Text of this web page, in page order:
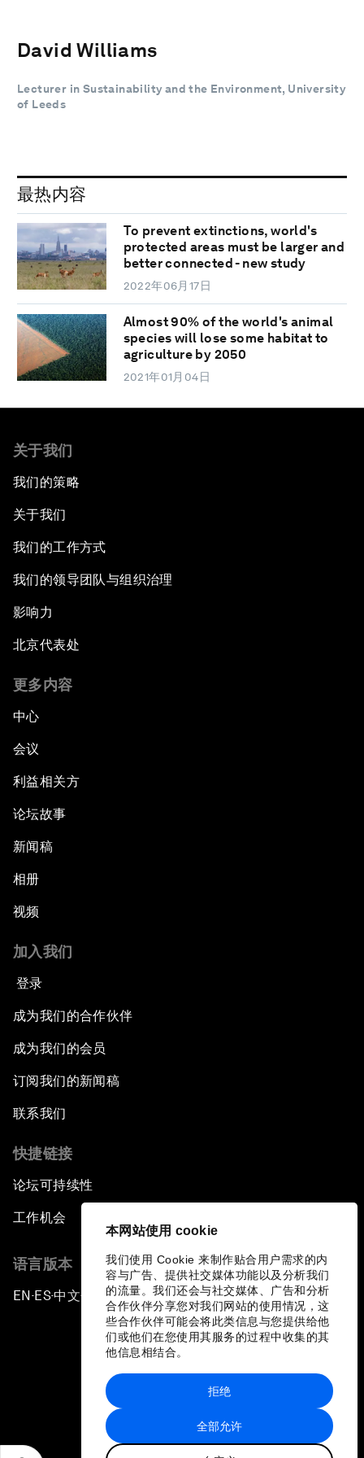
本网站使用 cookie
我们使用 Cookie 来制作贴合用户需求的内
容与广告、提供社交媒体功能以及分析我们
的流量。我们还会与社交媒体、广告和分析
合作伙伴分享您对我们网站的使用情况，这
些合作伙伴可能会将此类信息与您提供给他
们或他们在您使用其服务的过程中收集的其
他信息相结合。
全部允许
拒绝
David Williams
Lecturer in Sustainability and the Environment, University
of Leeds
最热内容
To prevent extinctions, world's
protected areas must be larger and
better connected - new study
2022年06月17日
Almost 90% of the world's animal
species will lose some habitat to
agriculture by 2050
2021年01月04日
关于我们
我们的策略
关于我们
我们的工作方式
我们的领导团队与组织治理
影响力
北京代表处
更多内容
中心
会议
利益相关方
论坛故事
新闻稿
相册
视频
加入我们
登录
成为我们的合作伙伴
成为我们的会员
订阅我们的新闻稿
联系我们
快捷链接
论坛可持续性
工作机会
语言版本
EN ▪ ES▪中文▪ 日本語
站点地图